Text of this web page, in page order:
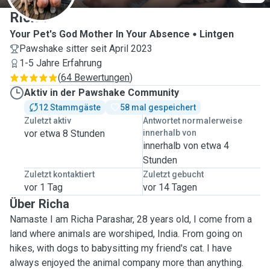
Richa
Your Pet's God Mother In Your Absence
Lintgen
Pawshake sitter seit April 2023
1-5 Jahre Erfahrung
(64 Bewertungen)
Aktiv in der Pawshake Community
12 Stammgäste
58 mal gespeichert
Zuletzt aktiv
vor etwa 8 Stunden
Antwortet normalerweise
innerhalb von
innerhalb von etwa 4
Stunden
Zuletzt kontaktiert
vor 1 Tag
Zuletzt gebucht
vor 14 Tagen
Über Richa
Namaste I am Richa Parashar, 28 years old, I come from a
land where animals are worshiped, India. From going on
hikes, with dogs to babysitting my friend's cat. I have
always enjoyed the animal company more than anything.